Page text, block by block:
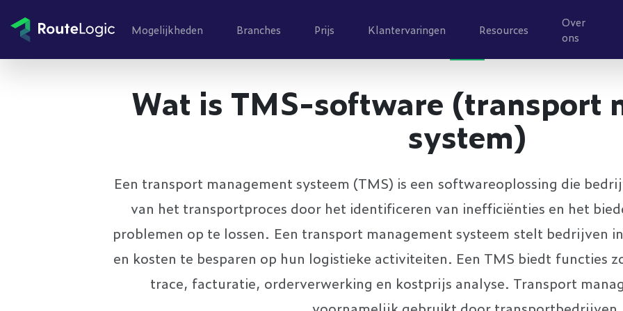
Mogelijkheden Branches Prijs Klantervaringen Resources
Over
ons
Wat is TMS-software (transport
system)
Een transport management systeem (TMS) is een softwareoplossing die
van het transportproces door het identificeren van inefficiënties en het
problemen op te lossen. Een transport management systeem stelt bedrijven
en kosten te besparen op hun logistieke activiteiten. Een TMS biedt functies
trace, facturatie, orderverwerking en kostprijs analyse. Transport